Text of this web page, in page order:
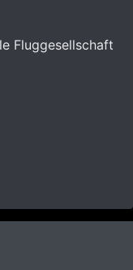
Fluggesellschaft